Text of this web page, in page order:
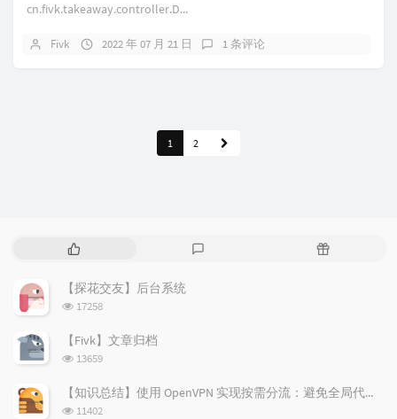
cn.fivk.takeaway.controller.D...
Fivk 2022 年 07 月 21 日 1 条评论
1 2
热
文
章
随
【探花交友】后台系统
浏
次
17258
【Fivk】文章归档
浏
次
数:
13659
【知识总结】使用 OpenVPN 实现按需分流：避免全局代理泄露隐私
浏
11402